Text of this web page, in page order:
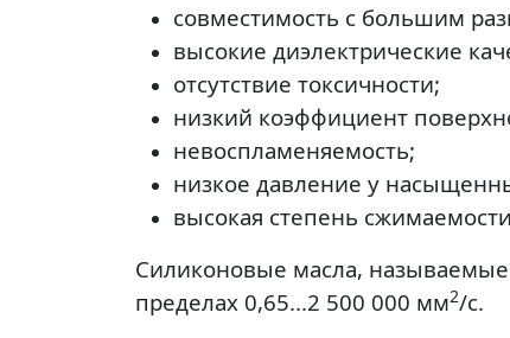
совместимость с большим
высокие диэлектрические
отсутствие токсичности;
низкий коэффициент
невоспламеняемость;
низкое давление у
высокая степень
Силиконовые масла,
пределах 0,65...2 500 000 мм2/с.